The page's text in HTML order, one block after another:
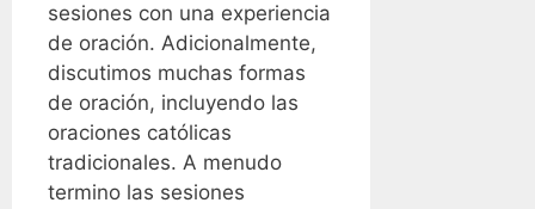
sesiones con una experiencia
de oración. Adicionalmente,
discutimos muchas formas
de oración, incluyendo las
oraciones católicas
tradicionales. A menudo
termino las sesiones